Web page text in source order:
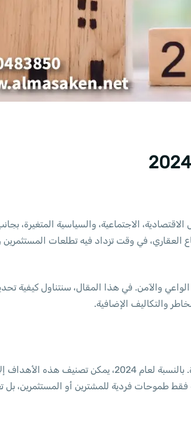
2024 تحولات ملحوظة في ظل العوامل الاقتصادية، الاجتماعية، والسياسية
العقاري، في وقت تزداد فيه تطلعات المستثمرين
2024 أكثر تحديدًا وتركيزًا على الاستثمار الواعي والآمن. في هذا المقال، سنتناول
والتكاليف الإضافية.
تحديد الأهداف العقارية هو خطوة حاسمة لضمان النجاح في سوق يشهد تغيرات وتحديات مستمرة. بالنسبة
فقط طموحات فردية للمشترين أو المستثمرين،